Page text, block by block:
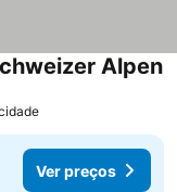
Alpen
Ver preços